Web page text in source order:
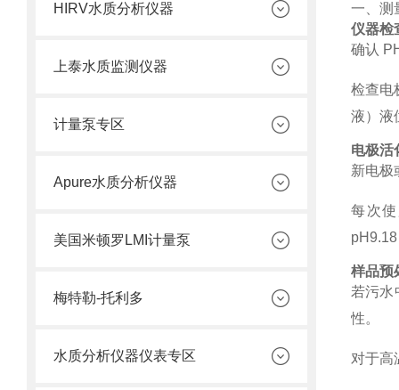
HIRV水质分析仪器
上泰水质监测仪器
计量泵专区
Apure水质分析仪器
美国米顿罗LMI计量泵
梅特勒-托利多
水质分析仪器仪表专区
一、测
仪器检
确认
检查电
液）液
电极活
新电极
每次
样品预
若污水
性。
对于高